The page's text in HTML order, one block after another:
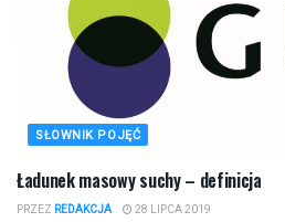
SŁOWNIK POJĘĆ
Ładunek masowy suchy – definicja
PRZEZ REDAKCJA 28 LIPCA 2019